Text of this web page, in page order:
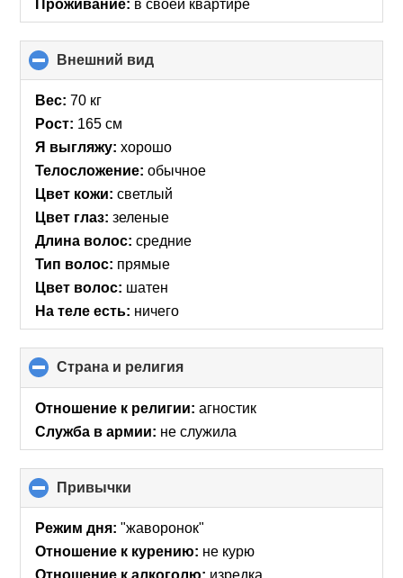
Проживание: в своей квартире
Внешний вид
to
Вес: 70 кг
Рост: 165 см
Я выгляжу: хорошо
Телосложение: обычное
Цвет кожи: светлый
Цвет глаз: зеленые
Длина волос: средние
Тип волос: прямые
Цвет волос: шатен
На теле есть: ничего
Страна и религия
to
collapse
Отношение к религии: агностик
Служба в армии: не служила
Привычки
to
collapse
Режим дня: "жаворонок"
Отношение к курению: не курю
Отношение к алкоголю: изредка